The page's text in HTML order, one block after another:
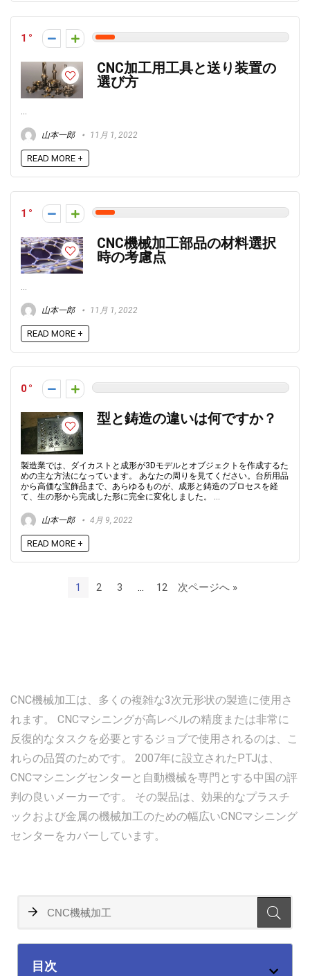
1
CNC加工用工具と送り装置の
選び方
...
山本一郎 11月 1, 2022
READ MORE +
1
CNC機械加工部品の材料選択
時の考慮点
...
山本一郎 11月 1, 2022
READ MORE +
0
型と鋳造の違いは何ですか？
製造業では、ダイカストと成形が3Dモデルとオブジェクトを作成するた
めの主な方法になっています。 あなたの周りを見てください。台所用品
から高価な宝飾品まで、あらゆるものが、成形と鋳造のプロセスを経
て、生の形から完成した形に完全に変化しました。 ...
山本一郎 4月 9, 2022
READ MORE +
1 2 3 … 12 次ページへ »
CNC機械加工は、多くの複雑な3次元形状の製造に使用さ
れます。 CNCマシニングが高レベルの精度または非常に
反復的なタスクを必要とするジョブで使用されるのは、こ
れらの品質のためです。 2007年に設立されたPTJは、
CNCマシニングセンターと自動機械を専門とする中国の評
判の良いメーカーです。 その製品は、効果的なプラスチ
ックおよび金属の機械加工のための幅広いCNCマシニング
センターをカバーしています。
目次